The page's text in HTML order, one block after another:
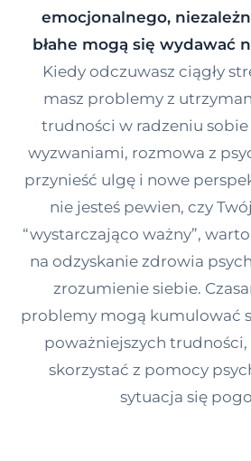
Kontakt
Dołącz do
emocjonalnego,
błahe mogą się wydawać
Kiedy odczuwasz ciągły
masz problemy z
trudności w radzeniu
wyzwaniami, rozmowa z
przynieść ulgę i nowe
nie jesteś pewien, czy
“wystarczająco ważny”,
na odzyskanie zdrowia
zrozumienie siebie.
problemy mogą kumulować
poważniejszych
skorzystać z pomocy
sytuacja się